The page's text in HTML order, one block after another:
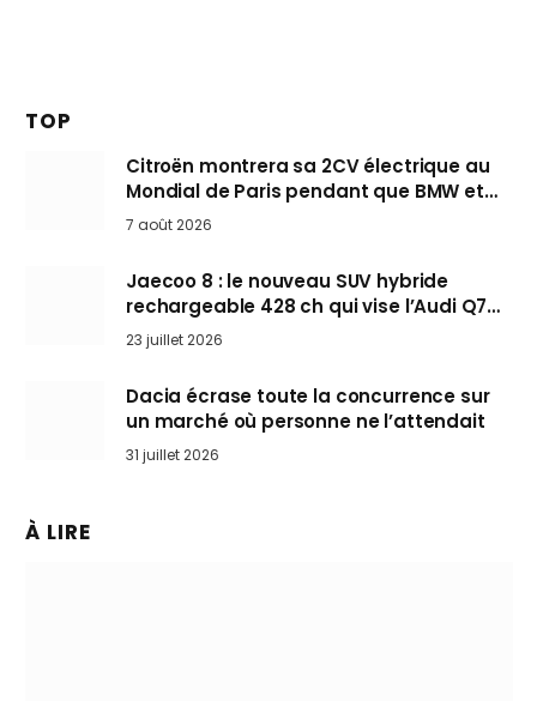
TOP
Citroën montrera sa 2CV électrique au
Mondial de Paris pendant que BMW et
Mini désertent le salon
7 août 2026
Jaecoo 8 : le nouveau SUV hybride
rechargeable 428 ch qui vise l’Audi Q7
arrive en Europe cet automne
23 juillet 2026
Dacia écrase toute la concurrence sur
un marché où personne ne l’attendait
31 juillet 2026
À LIRE